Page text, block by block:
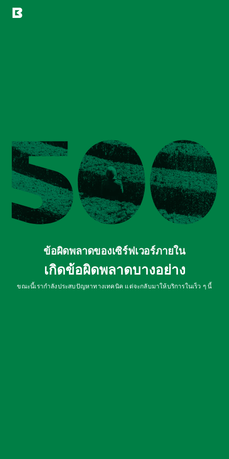
ข้อผิดพลาดของเซิร์ฟเวอร์ภายใน
เกิดข้อผิดพลาดบางอย่าง
ขณะนี้เรากำลังประสบปัญหาทางเทคนิค แต่จะกลับมาให้บริการในเร็ว ๆ นี้